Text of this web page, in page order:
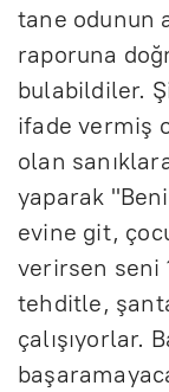
tane odunun
raporuna
bulabildiler.
ifade vermiş
olan
yaparak
evine git,
verirsen seni
tehditle,
çalışıyorlar.